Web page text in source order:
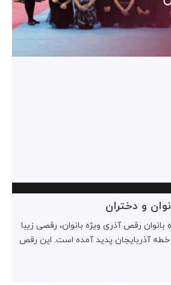
و دختران
رقص آذری ویژه بانوان، رقصی زیبا
آذربایجان پدید آمده است. این رقص